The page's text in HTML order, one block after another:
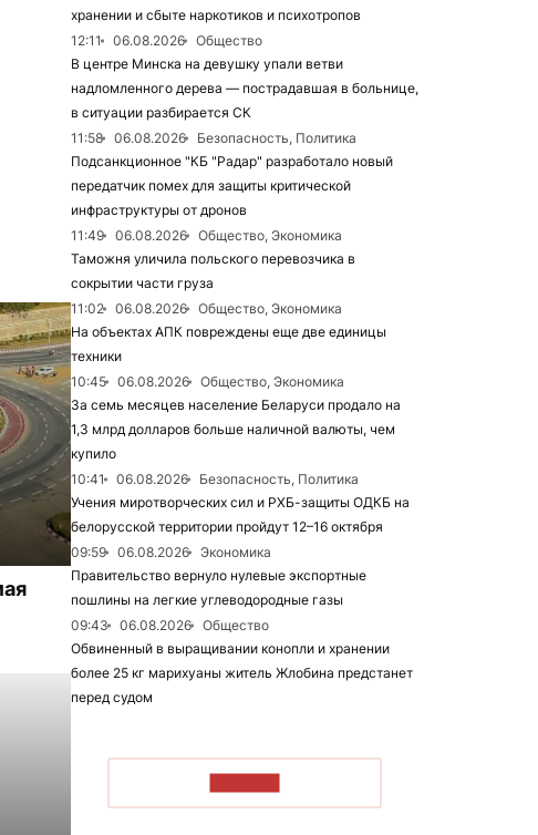
хранении и сбыте наркотиков и психотропов
12:11
06.08.2026
Общество
В центре Минска на девушку упали ветви
надломленного дерева — пострадавшая в больнице,
в ситуации разбирается СК
11:58
06.08.2026
Безопасность, Политика
Подсанкционное "КБ "Радар" разработало новый
передатчик помех для защиты критической
инфраструктуры от дронов
11:49
06.08.2026
Общество, Экономика
Таможня уличила польского перевозчика в
сокрытии части груза
11:02
06.08.2026
Общество, Экономика
На объектах АПК повреждены еще две единицы
техники
10:45
06.08.2026
Общество, Экономика
За семь месяцев население Беларуси продало на
1,3 млрд долларов больше наличной валюты, чем
купило
10:41
06.08.2026
Безопасность, Политика
Учения миротворческих сил и РХБ-защиты ОДКБ на
белорусской территории пройдут 12–16 октября
09:59
06.08.2026
Экономика
Правительство вернуло нулевые экспортные
пошлины на легкие углеводородные газы
09:43
06.08.2026
Общество
Обвиненный в выращивании конопли и хранении
более 25 кг марихуаны житель Жлобина предстанет
перед судом